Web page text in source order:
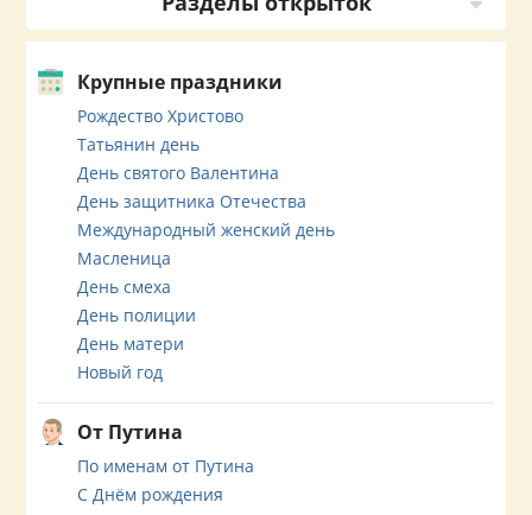
Крупные праздники
Рождество Христово
Татьянин день
День святого Валентина
День защитника Отечества
Международный женский день
Масленица
День смеха
День полиции
День матери
Новый год
От Путина
По именам от Путина
С Днём рождения